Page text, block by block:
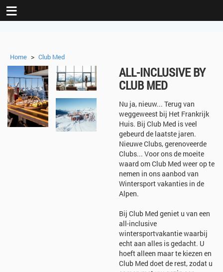
≡
Home > Club Med
ALL-INCLUSIVE BY
CLUB MED
Nu ja, nieuw... Terug van
weggeweest bij Het Frankrijk
Huis. Bij Club Med is veel
gebeurd de laatste jaren.
Nieuwe Clubs, gerenoveerde
Clubs... Voor ons de moeite
waard om Club Med weer op te
nemen in ons aanbod van
Wintersport vakanties in de
Alpen.
Bij Club Med geniet u van een
all-inclusive
wintersportvakantie waarbij
echt aan alles is gedacht. U
hoeft alleen maar te kiezen en
Club Med doet de rest, zodat u